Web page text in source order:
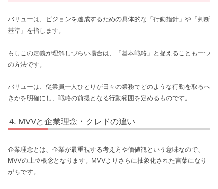
バリューは、ビジョンを達成するための具体的な「行動指針」や「判断
基準」を指します。
もしこの定義が理解しづらい場合は、「基本戦略」と捉えることも一つ
の方法です。
バリューは、従業員一人ひとりが日々の業務でどのような行動を取るべ
きかを明確にし、戦略の前提となる行動範囲を定めるものです。
MVVと企業理念・クレドの違い
企業理念とは、企業が最重視する考え方や価値観という意味なので、
MVVの上位概念となります。MVVよりさらに抽象化された言葉になり
がちです。